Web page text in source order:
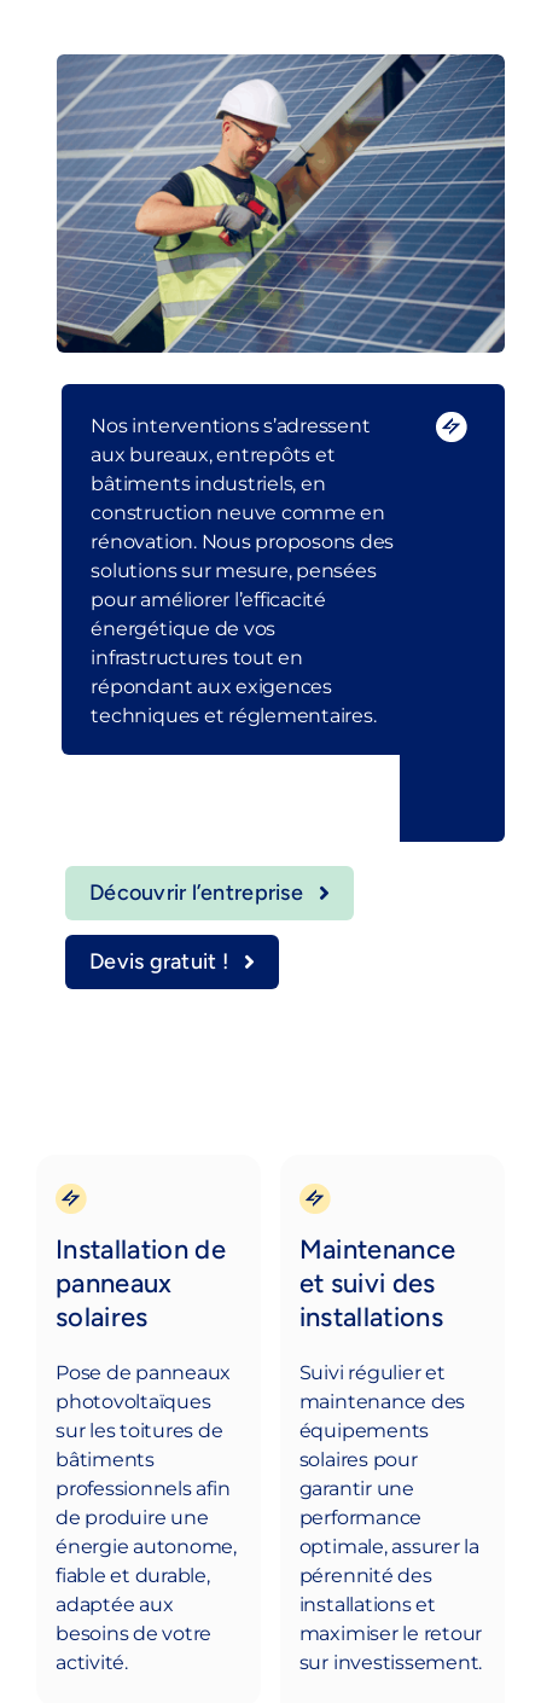
Nos interventions s’adressent
aux bureaux, entrepôts et
bâtiments industriels, en
construction neuve comme en
rénovation. Nous proposons des
solutions sur mesure, pensées
pour améliorer l’efficacité
énergétique de vos
infrastructures tout en
répondant aux exigences
techniques et réglementaires.
Découvrir l’entreprise
Devis gratuit !
Installation de
panneaux
solaires
Pose de panneaux
photovoltaïques
sur les toitures de
bâtiments
professionnels afin
de produire une
énergie autonome,
fiable et durable,
adaptée aux
besoins de votre
activité.
Maintenance
et suivi des
installations
Suivi régulier et
maintenance des
équipements
solaires pour
garantir une
performance
optimale, assurer la
pérennité des
installations et
maximiser le retour
sur investissement.